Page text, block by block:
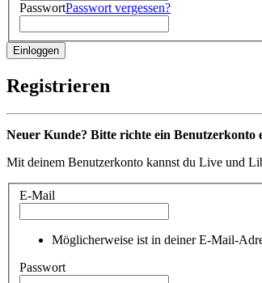
PasswortPasswort vergessen?
Registrieren
Neuer Kunde? Bitte richte ein Benutzerkonto
Mit deinem Benutzerkonto kannst du Live und
E-Mail
Möglicherweise ist in deiner E-Mail-
Passwort